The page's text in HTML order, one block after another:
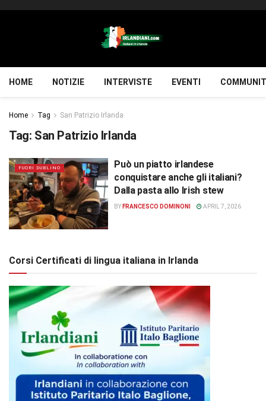
HOME NOTIZIE INTERVISTE EVENTI
Home Tag San Patrizio Irlanda
Tag: San Patrizio Irlanda
FUORI DUBLINO
Può un piatto irlandese
conquistare anche gli italiani?
Dalla pasta allo Irish stew
BY FRANCESCO DOMINONI APRIL 7, 2026
Corsi Certificati di lingua italiana in Irlanda